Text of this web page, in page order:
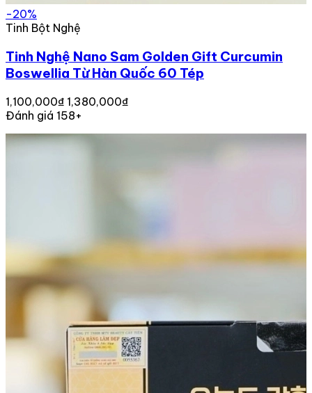
-20%
Tinh Bột Nghệ
Tinh Nghệ Nano Sam Golden Gift Curcumin
Boswellia Từ Hàn Quốc 60 Tép
1,100,000₫ 1,380,000₫
Đánh giá 158+